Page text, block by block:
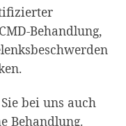
Behandlung,
bei uns auch
Behandlung.